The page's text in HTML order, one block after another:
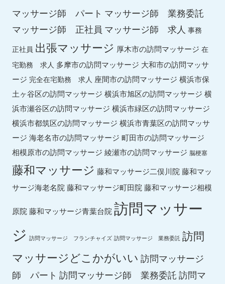
マッサージ師 パート マッサージ師 業務委託
マッサージ師 正社員 マッサージ師 求人 事務
正社員 出張マッサージ 厚木市の訪問マッサージ 在
宅勤務 求人 多摩市の訪問マッサージ 大和市の訪問マッサ
ージ 完全在宅勤務 求人 座間市の訪問マッサージ 横浜市保
土ヶ谷区の訪問マッサージ 横浜市旭区の訪問マッサージ 横
浜市瀬谷区の訪問マッサージ 横浜市緑区の訪問マッサージ
横浜市都筑区の訪問マッサージ 横浜市青葉区の訪問マッサ
ージ 海老名市の訪問マッサージ 町田市の訪問マッサージ
相模原市の訪問マッサージ 綾瀬市の訪問マッサージ 脳梗塞
藤和マッサージ 藤和マッサージ二俣川院 藤和マッ
サージ海老名院 藤和マッサージ町田院 藤和マッサージ相模
原院 藤和マッサージ青葉台院 訪問マッサー
ジ 訪問マッサージ フランチャイズ 訪問マッサージ 業務委託 訪問
マッサージどこかがいい 訪問マッサージ
師 パート 訪問マッサージ師 業務委託 訪問マ